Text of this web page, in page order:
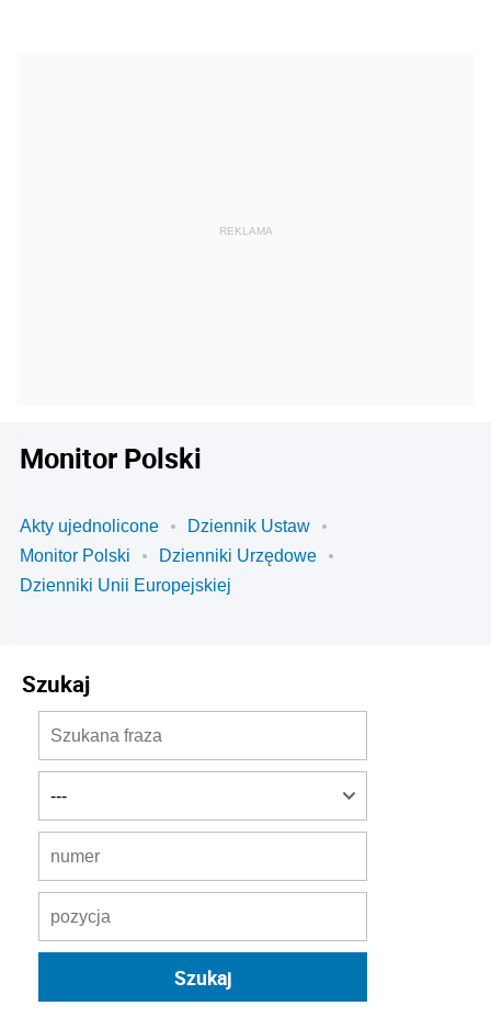
Monitor Polski
Akty ujednolicone
Dziennik Ustaw
Monitor Polski
Dzienniki Urzędowe
Dzienniki Unii Europejskiej
Szukaj